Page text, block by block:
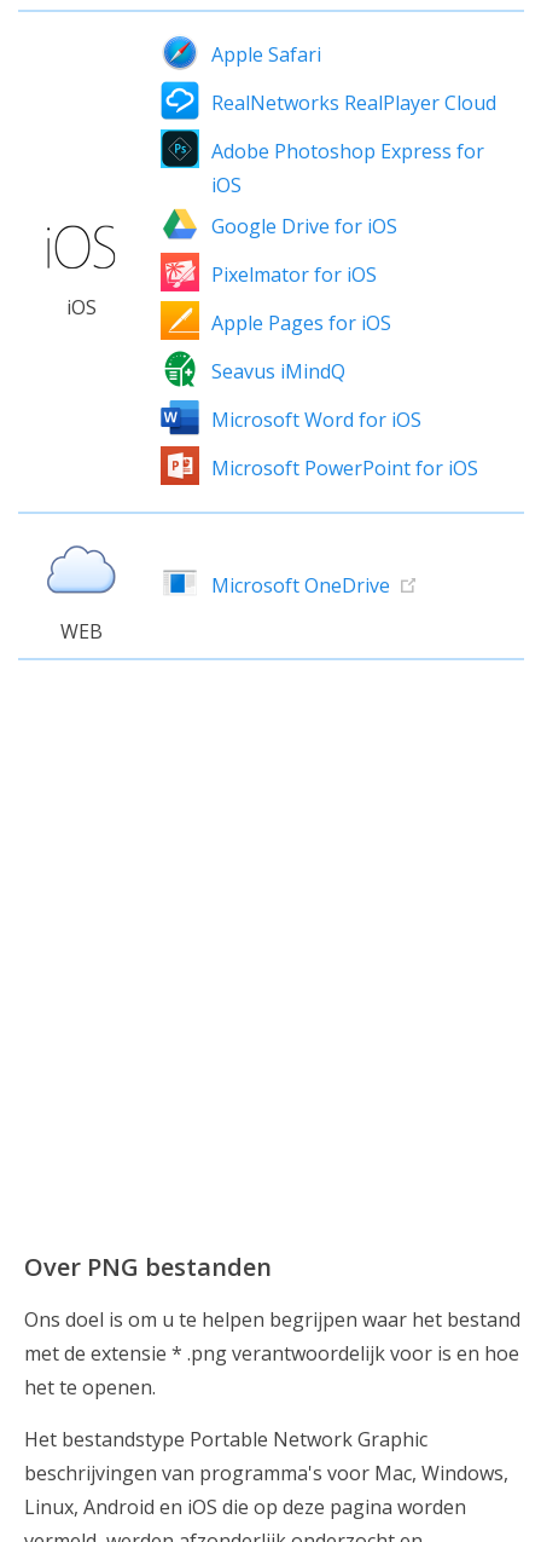
iOS
Apple Safari
RealNetworks RealPlayer Cloud
Adobe Photoshop Express for
iOS
Google Drive for iOS
Pixelmator for iOS
Apple Pages for iOS
Seavus iMindQ
Microsoft Word for iOS
Microsoft PowerPoint for iOS
WEB
Microsoft OneDrive
Over PNG bestanden
Ons doel is om u te helpen begrijpen waar het bestand
met de extensie * .png verantwoordelijk voor is en hoe
het te openen.
Het bestandstype Portable Network Graphic
beschrijvingen van programma's voor Mac, Windows,
Linux, Android en iOS die op deze pagina worden